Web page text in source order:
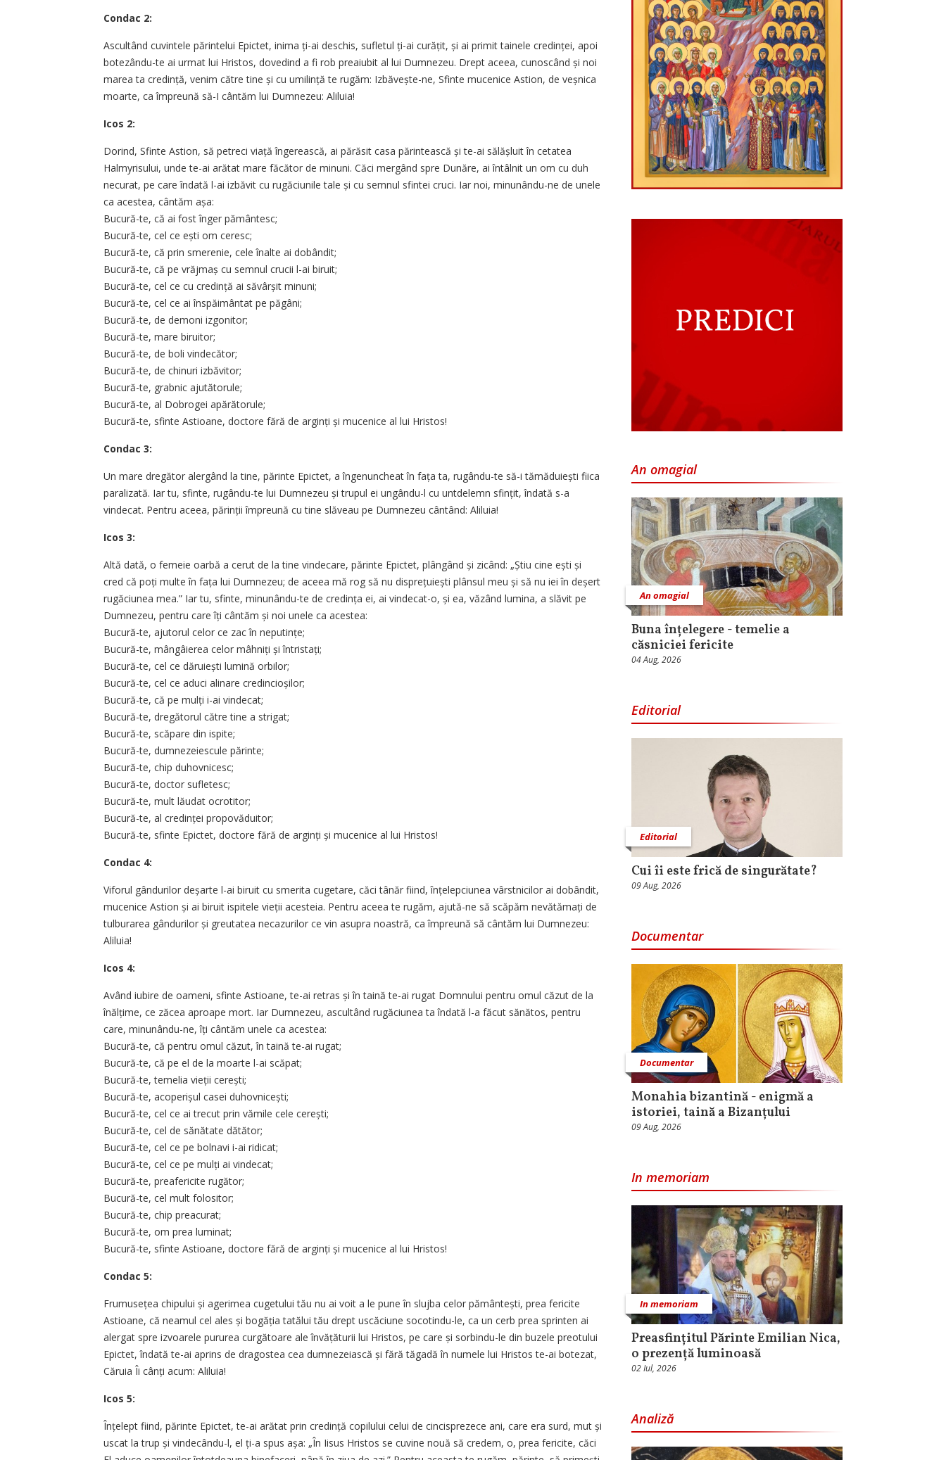
Condac 2:
Ascultând cuvintele părintelui Epictet, inima ți-ai deschis, sufletul ți-ai curățit, și ai primit tainele credinței, apoi
botezându-te ai urmat lui Hristos, dovedind a fi rob preaiubit al lui Dumnezeu. Drept aceea, cunoscând și noi
marea ta credință, venim către tine și cu umilință te rugăm: Izbăvește-ne, Sfinte mucenice Astion, de veșnica
moarte, ca împreună să-I cântăm lui Dumnezeu: Aliluia!
Icos 2:
Dorind, Sfinte Astion, să petreci viață îngerească, ai părăsit casa părintească și te-ai sălășluit în cetatea
Halmyrisului, unde te-ai arătat mare făcător de minuni. Căci mergând spre Dunăre, ai întâlnit un om cu duh
necurat, pe care îndată l-ai izbăvit cu rugăciunile tale și cu semnul sfintei cruci. Iar noi, minunându-ne de unele
ca acestea, cântăm așa:
Bucură-te, că ai fost înger pământesc;
Bucură-te, cel ce ești om ceresc;
Bucură-te, că prin smerenie, cele înalte ai dobândit;
Bucură-te, că pe vrăjmaș cu semnul crucii l-ai biruit;
Bucură-te, cel ce cu credință ai săvârșit minuni;
Bucură-te, cel ce ai înspăimântat pe păgâni;
Bucură-te, de demoni izgonitor;
Bucură-te, mare biruitor;
Bucură-te, de boli vindecător;
Bucură-te, de chinuri izbăvitor;
Bucură-te, grabnic ajutătorule;
Bucură-te, al Dobrogei apărătorule;
Bucură-te, sfinte Astioane, doctore fără de arginți și mucenice al lui Hristos!
Condac 3:
Un mare dregător alergând la tine, părinte Epictet, a îngenuncheat în fața ta, rugându-te să-i tămăduiești fiica
paralizată. Iar tu, sfinte, rugându-te lui Dumnezeu și trupul ei ungându-l cu untdelemn sfințit, îndată s-a
vindecat. Pentru aceea, părinții împreună cu tine slăveau pe Dumnezeu cântând: Aliluia!
Icos 3:
Altă dată, o femeie oarbă a cerut de la tine vindecare, părinte Epictet, plângând și zicând: „Știu cine ești și
cred că poți multe în fața lui Dumnezeu; de aceea mă rog să nu disprețuiești plânsul meu și să nu iei în deșert
rugăciunea mea.” Iar tu, sfinte, minunându-te de credința ei, ai vindecat-o, și ea, văzând lumina, a slăvit pe
Dumnezeu, pentru care îți cântăm și noi unele ca acestea:
Bucură-te, ajutorul celor ce zac în neputințe;
Bucură-te, mângâierea celor mâhniți și întristați;
Bucură-te, cel ce dăruiești lumină orbilor;
Bucură-te, cel ce aduci alinare credincioșilor;
Bucură-te, că pe mulți i-ai vindecat;
Bucură-te, dregătorul către tine a strigat;
Bucură-te, scăpare din ispite;
Bucură-te, dumnezeiescule părinte;
Bucură-te, chip duhovnicesc;
Bucură-te, doctor sufletesc;
Bucură-te, mult lăudat ocrotitor;
Bucură-te, al credinței propovăduitor;
Bucură-te, sfinte Epictet, doctore fără de arginți și mucenice al lui Hristos!
Condac 4:
Viforul gândurilor deșarte l-ai biruit cu smerita cugetare, căci tânăr fiind, înțelepciunea vârstnicilor ai dobândit,
mucenice Astion și ai biruit ispitele vieții acesteia. Pentru aceea te rugăm, ajută-ne să scăpăm nevătămați de
tulburarea gândurilor și greutatea necazurilor ce vin asupra noastră, ca împreună să cântăm lui Dumnezeu:
Aliluia!
Icos 4:
Având iubire de oameni, sfinte Astioane, te-ai retras și în taină te-ai rugat Domnului pentru omul căzut de la
înălțime, ce zăcea aproape mort. Iar Dumnezeu, ascultând rugăciunea ta îndată l-a făcut sănătos, pentru
care, minunându-ne, îți cântăm unele ca acestea:
Bucură-te, că pentru omul căzut, în taină te-ai rugat;
Bucură-te, că pe el de la moarte l-ai scăpat;
Bucură-te, temelia vieții cerești;
Bucură-te, acoperișul casei duhovnicești;
Bucură-te, cel ce ai trecut prin vămile cele cerești;
Bucură-te, cel de sănătate dătător;
Bucură-te, cel ce pe bolnavi i-ai ridicat;
Bucură-te, cel ce pe mulți ai vindecat;
Bucură-te, preafericite rugător;
Bucură-te, cel mult folositor;
Bucură-te, chip preacurat;
Bucură-te, om prea luminat;
Bucură-te, sfinte Astioane, doctore fără de arginți și mucenice al lui Hristos!
Condac 5:
Frumusețea chipului și agerimea cugetului tău nu ai voit a le pune în slujba celor pământești, prea fericite
Astioane, că neamul cel ales și bogăția tatălui tău drept uscăciune socotindu-le, ca un cerb prea sprinten ai
alergat spre izvoarele pururea curgătoare ale învățăturii lui Hristos, pe care și sorbindu-le din buzele preotului
Epictet, îndată te-ai aprins de dragostea cea dumnezeiască și fără tăgadă în numele lui Hristos te-ai botezat,
Căruia Îi cânți acum: Aliluia!
Icos 5:
Înțelept fiind, părinte Epictet, te-ai arătat prin credință copilului celui de cincisprezece ani, care era surd, mut și
uscat la trup și vindecându-l, el ți-a spus așa: „În Iisus Hristos se cuvine nouă să credem, o, prea fericite, căci
An omagial
An omagial
Buna înțelegere - temelie a
căsniciei fericite
04 Aug, 2026
Editorial
Editorial
Cui îi este frică de singurătate?
09 Aug, 2026
Documentar
Documentar
Monahia bizantină - enigmă a
istoriei, taină a Bizanțului
09 Aug, 2026
In memoriam
In memoriam
Preasfințitul Părinte Emilian Nica,
o prezență luminoasă
02 Iul, 2026
Analiză